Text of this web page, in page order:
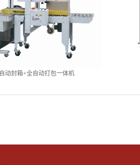
自动封箱+全自动打包一体机